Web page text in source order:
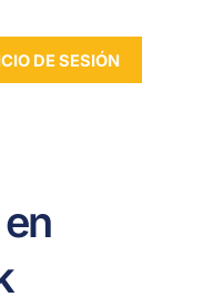
DE SESIÓN